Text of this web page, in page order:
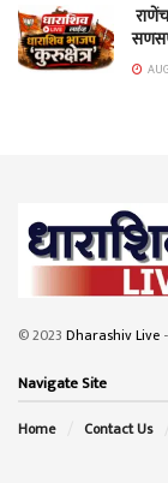
© 2023 Dharashiv Live
Navigate Site
Home Contact Us